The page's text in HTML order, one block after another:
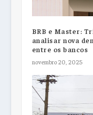
BRB e Master:
analisar nova
entre os bancos
novembro 20, 2025